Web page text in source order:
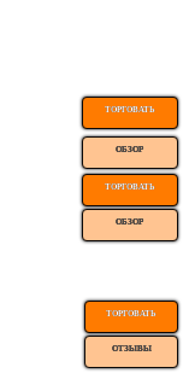
ТОРГОВАТЬ
ОБЗОР
ТОРГОВАТЬ
ОБЗОР
ТОРГОВАТЬ
ОТЗЫВЫ